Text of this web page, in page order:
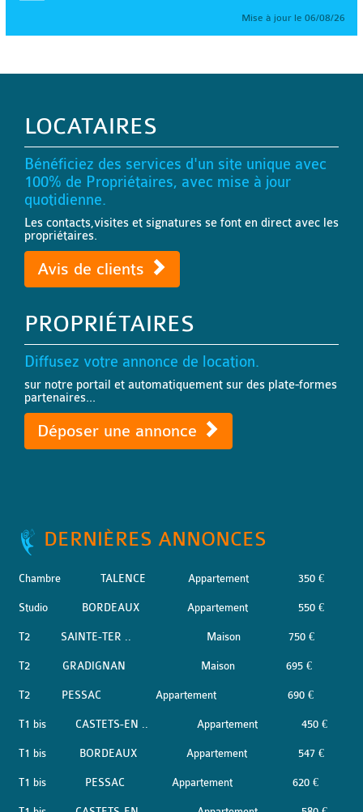
Mise à jour le 06/08/26
LOCATAIRES
Bénéficiez des services d'un site unique avec
100% de Propriétaires, avec mise à jour
quotidienne.
Les contacts,visites et signatures se font en direct avec les
propriétaires.
Avis de clients
PROPRIÉTAIRES
Diffusez votre annonce de location.
sur notre portail et automatiquement sur des plate-formes
partenaires...
Déposer une annonce
DERNIÈRES ANNONCES
Chambre TALENCE Appartement 350 €
Studio BORDEAUX Appartement 550 €
T2 SAINTE-TER .. Maison 750 €
T2 GRADIGNAN Maison 695 €
T2 PESSAC Appartement 690 €
T1 bis CASTETS-EN .. Appartement 450 €
T1 bis BORDEAUX Appartement 547 €
T1 bis PESSAC Appartement 620 €